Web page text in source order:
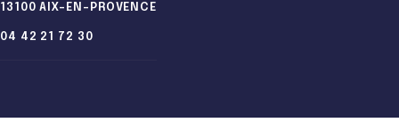
13100 AIX-EN-PROVENCE
04 42 21 72 30